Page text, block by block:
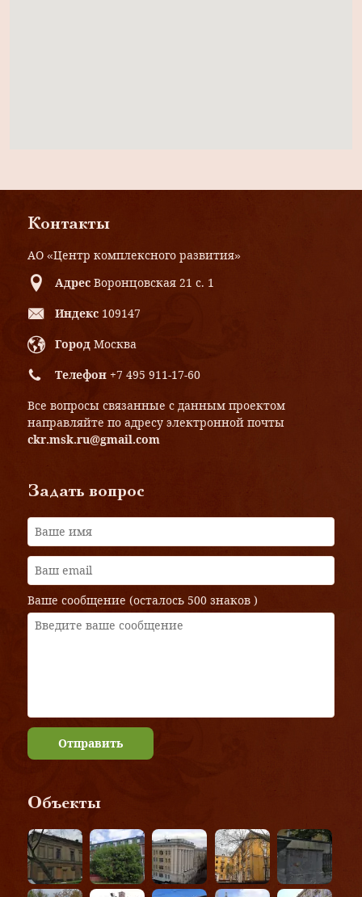
Контакты
АО «Центр комплексного развития»
Адрес Воронцовская 21 с. 1
Индекс 109147
Город Москва
Телефон +7 495 911-17-60
Все вопросы связанные с данным проектом
направляйте по адресу электронной почты
ckr.msk.ru@gmail.com
Задать вопрос
Ваше сообщение (осталось 500 знаков )
Отправить
Объекты